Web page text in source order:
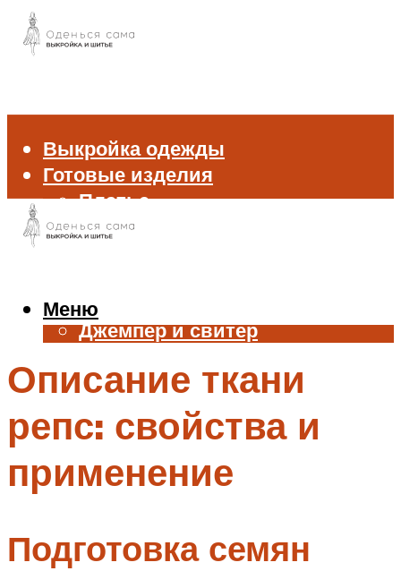
Выкройка одежды
Готовые изделия
Платье
Брюки
Жилет
Джемпер и свитер
Аксессуары
Меню
Меню
Описание ткани
репс: свойства и
применение
Подготовка семян